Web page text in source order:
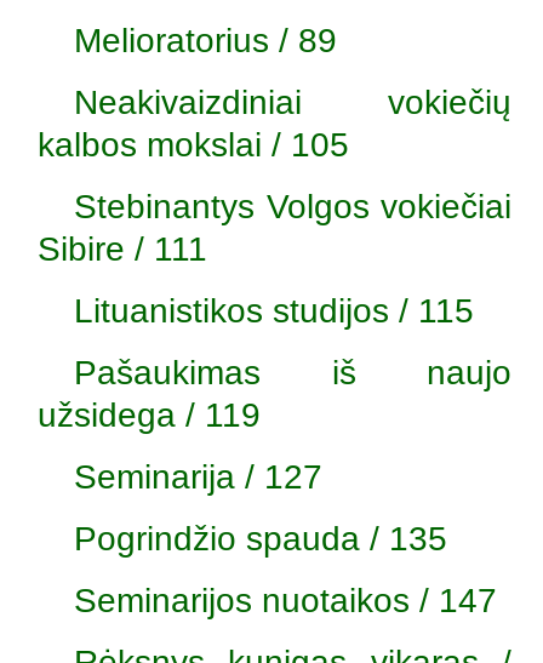
Melioratorius / 89
Neakivaizdiniai vokiečių
kalbos mokslai / 105
Stebinantys Volgos vokiečiai
Sibire / 111
Lituanistikos studijos / 115
Pašaukimas iš naujo
užsidega / 119
Seminarija / 127
Pogrindžio spauda / 135
Seminarijos nuotaikos / 147